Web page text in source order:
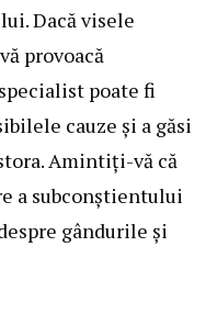
Dacă visele
provoacă
poate fi
cauze și a găsi
Amintiți-vă că
a subconștientului
gândurile și